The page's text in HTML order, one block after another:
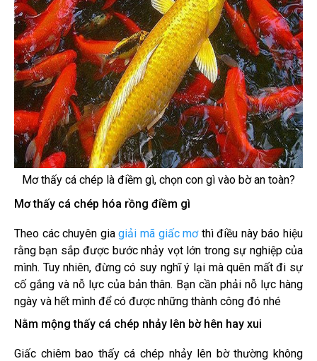
Mơ thấy cá chép là điềm gì, chọn con gì vào bờ an toàn?
Mơ thấy cá chép hóa rồng điềm gì
Theo các chuyên giagiải mã giấc mơthì điều này báo hiệu
rằng bạn sắp được bước nhảy vọt lớn trong sự nghiệp của
mình. Tuy nhiên, đừng có suy nghĩ ý lại mà quên mất đi sự
cố gắng và nỗ lực của bản thân. Bạn cần phải nỗ lực hàng
ngày và hết mình để có được những thành công đó nhé
Nằm mộng thấy cá chép nhảy lên bờ hên hay xui
Giấc chiêm bao thấy cá chép nhảy lên bờ thường không